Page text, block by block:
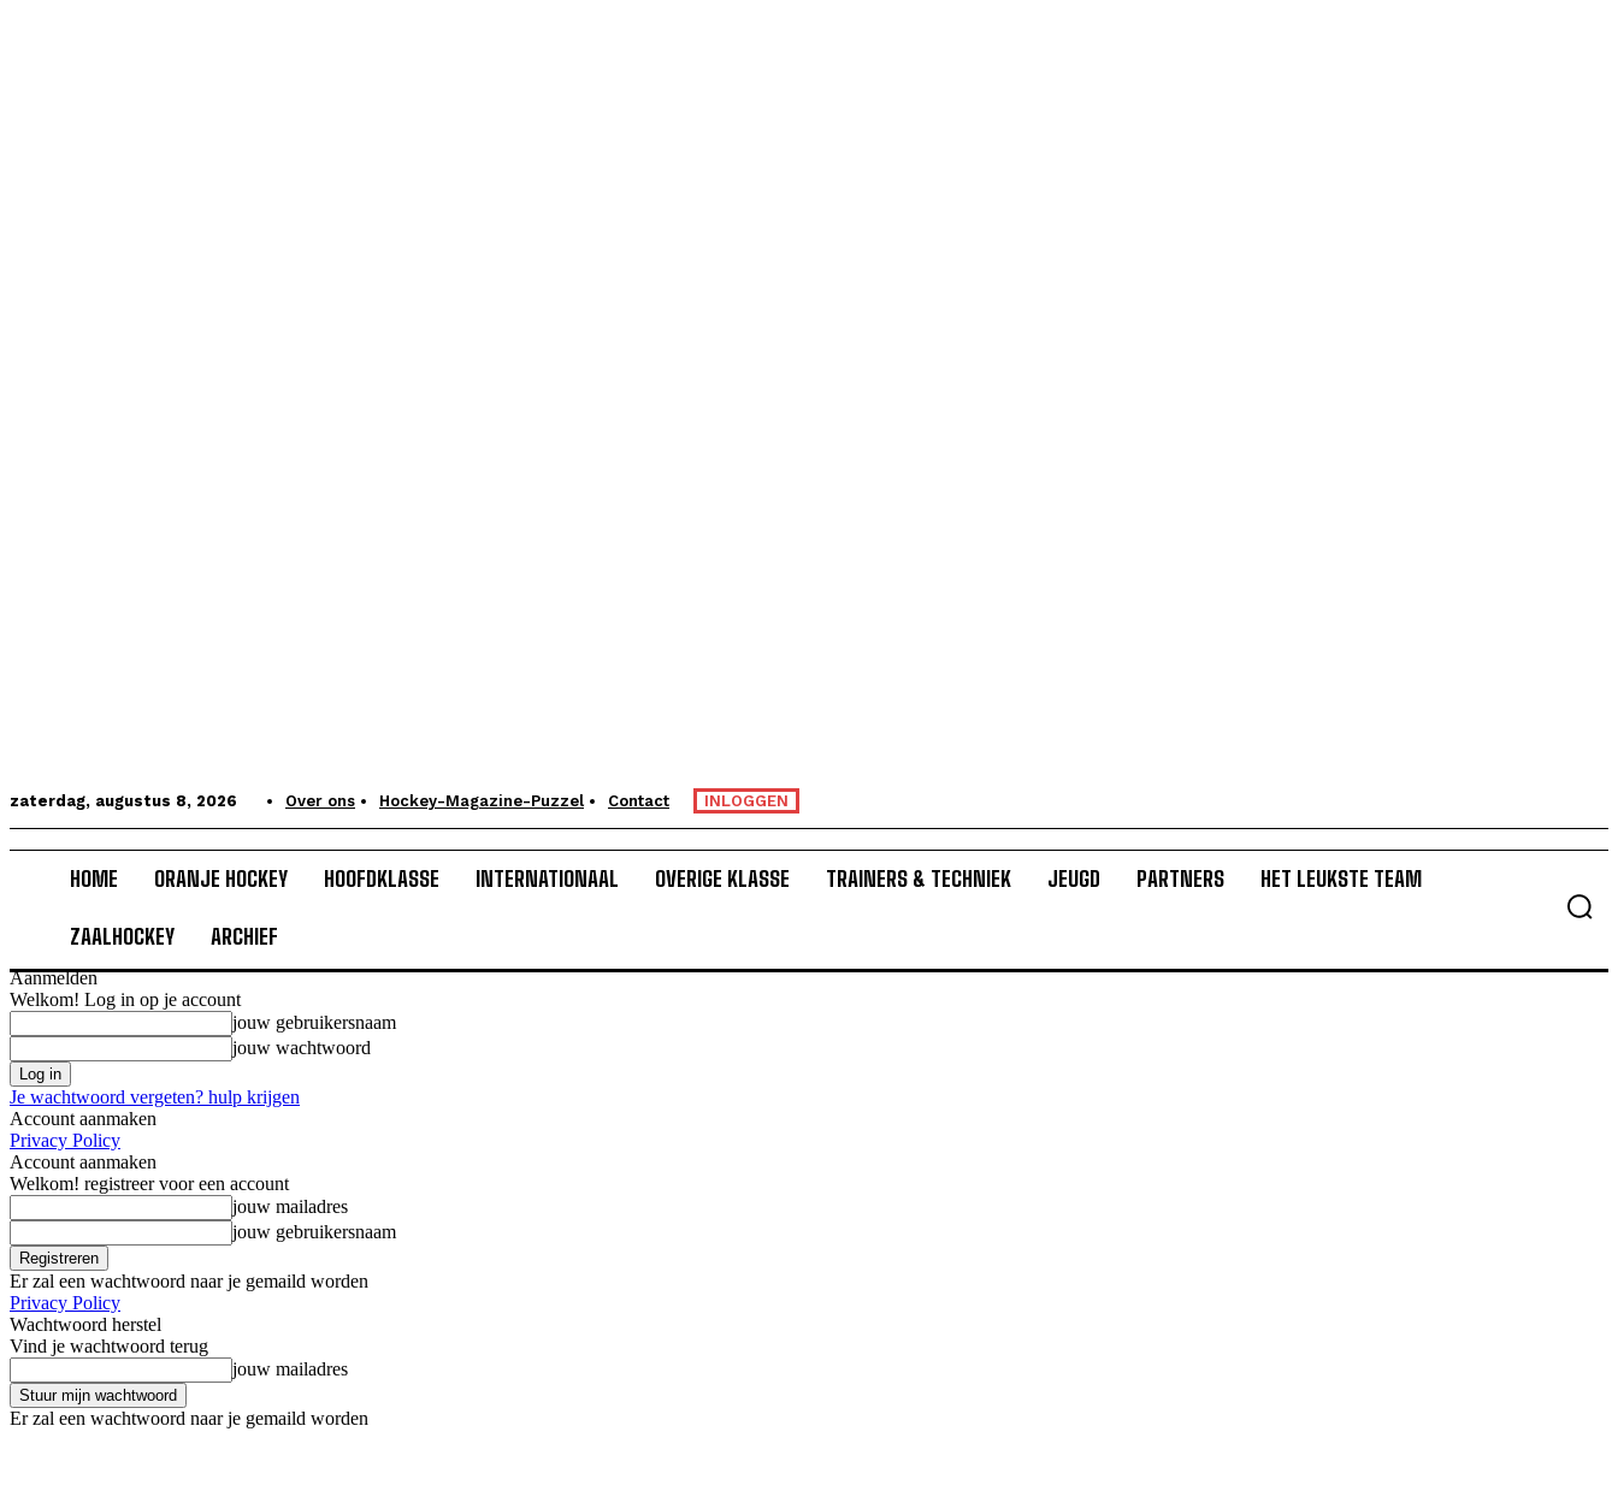
zaterdag, augustus 8, 2026 Over ons Hockey-Magazine-Puzzel Contact INLOGGEN
HOME ORANJE HOCKEY HOOFDKLASSE INTERNATIONAAL OVERIGE KLASSE TRAINERS & TECHNIEK JEUGD PARTNERS HET LEUKSTE TEAM
ZAALHOCKEY ARCHIEF
Aanmelden
Welkom! Log in op je account
jouw gebruikersnaam
jouw wachtwoord
Je wachtwoord vergeten? hulp krijgen
Account aanmaken
Privacy Policy
Account aanmaken
Welkom! registreer voor een account
jouw mailadres
jouw gebruikersnaam
Er zal een wachtwoord naar je gemaild worden
Privacy Policy
Wachtwoord herstel
Vind je wachtwoord terug
jouw mailadres
Er zal een wachtwoord naar je gemaild worden